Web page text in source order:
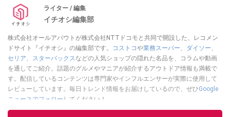
ライター / 編集
イチオシ編集部
株式会社オールアバウトが株式会社NTTドコモと共同で開設した、レコメン
ドサイト『イチオシ』の編集部です。
コストコや業務スーパー ダイソー
セリア
スターバックス などの人気ショップの隠れた名品を、コラムや動画
を通してご紹介。話題のグルメやマニアが紹介するアウトドア情報も満載で
す。配信しているコンテンツは専門家やインフルエンサーが実際に使用して
レビューしています。毎日トレンド情報をお届けしているので、ぜひGoogle
ニュースでフォロー してください！